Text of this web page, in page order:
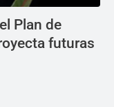
Plan de
futuras